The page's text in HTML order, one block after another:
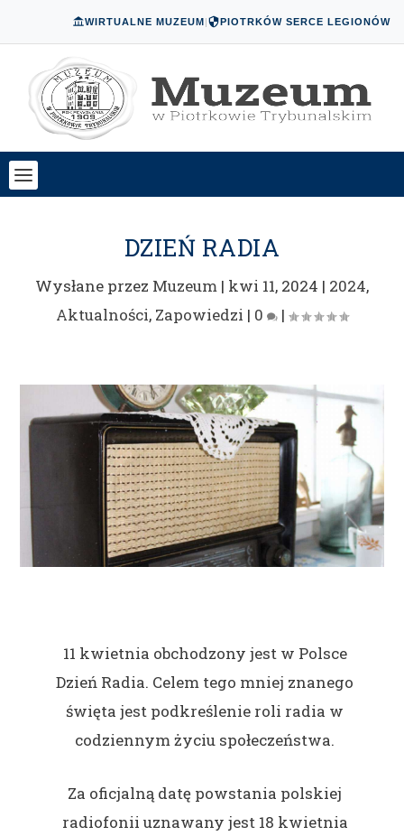
WIRTUALNE MUZEUM| PIOTRKÓW SERCE LEGIONÓW
DZIEŃ RADIA
Wysłane przez Muzeum | kwi 11, 2024 | 2024,
Aktualności, Zapowiedzi | 0 |
11 kwietnia obchodzony jest w Polsce
Dzień Radia. Celem tego mniej znanego
święta jest podkreślenie roli radia w
codziennym życiu społeczeństwa.
Za oficjalną datę powstania polskiej
radiofonii uznawany jest 18 kwietnia